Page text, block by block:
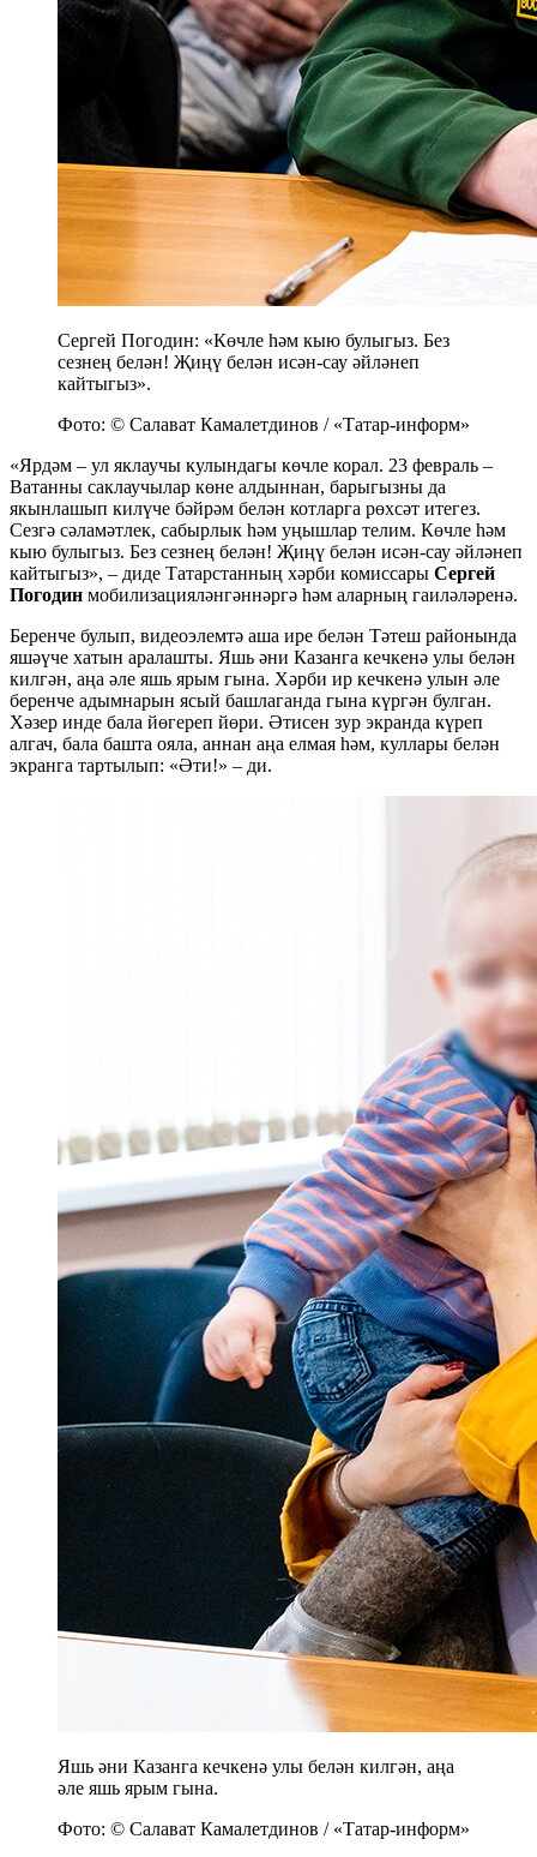
Сергей Погодин: «Көчле һәм кыю булыгыз. Без
сезнең белән! Җиңү белән исән-сау әйләнеп
кайтыгыз».
Фото: © Салават Камалетдинов / «Татар-информ»
«Ярдәм – ул яклаучы кулындагы көчле корал. 23 февраль –
Ватанны саклаучылар көне алдыннан, барыгызны да
якынлашып килүче бәйрәм белән котларга рөхсәт итегез.
Сезгә сәламәтлек, сабырлык һәм уңышлар телим. Көчле һәм
кыю булыгыз. Без сезнең белән! Җиңү белән исән-сау әйләнеп
кайтыгыз», – диде Татарстанның хәрби комиссары Сергей
Погодин мобилизацияләнгәннәргә һәм аларның гаиләләренә.
Беренче булып, видеоэлемтә аша ире белән Тәтеш районында
яшәүче хатын аралашты. Яшь әни Казанга кечкенә улы белән
килгән, аңа әле яшь ярым гына. Хәрби ир кечкенә улын әле
беренче адымнарын ясый башлаганда гына күргән булган.
Хәзер инде бала йөгереп йөри. Әтисен зур экранда күреп
алгач, бала башта ояла, аннан аңа елмая һәм, куллары белән
экранга тартылып: «Әти!» – ди.
Яшь әни Казанга кечкенә улы белән килгән, аңа
әле яшь ярым гына.
Фото: © Салават Камалетдинов / «Татар-информ»